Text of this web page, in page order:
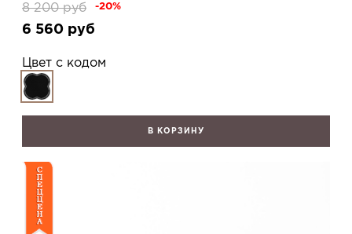
8 200 руб -20%
6 560 руб
Цвет с кодом
В КОРЗИНУ